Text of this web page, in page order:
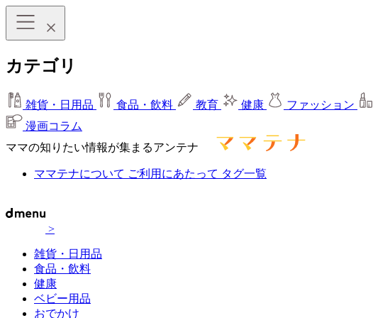
カテゴリ
雑貨・日用品 食品・飲料 教育 健康 ファッション
漫画コラム
ママの知りたい情報が集まるアンテナ
ママテナについて ご利用にあたって タグ一覧
>
雑貨・日用品
食品・飲料
健康
ベビー用品
おでかけ